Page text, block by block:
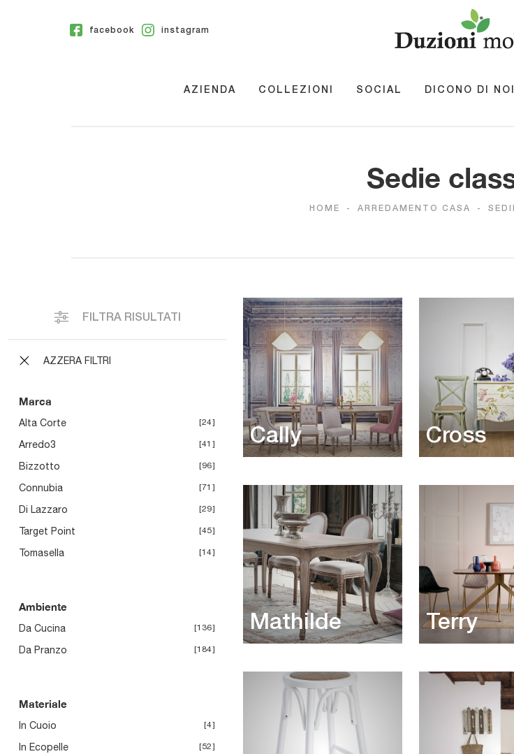
facebook instagram
AZIENDA COLLEZIONI SOCIAL DICONO DI NOI
Sedie
HOME - ARREDAMENTO CASA -
FILTRA RISULTATI
AZZERA FILTRI
Marca
Alta Corte 24
Arredo3 41
Bizzotto 96
Connubia 71
Di Lazzaro 29
Target Point 45
Tomasella 14
Ambiente
Da Cucina 136
Da Pranzo 184
Materiale
In Cuoio 4
In Ecopelle 52
Cally Cross
Mathilde Terry